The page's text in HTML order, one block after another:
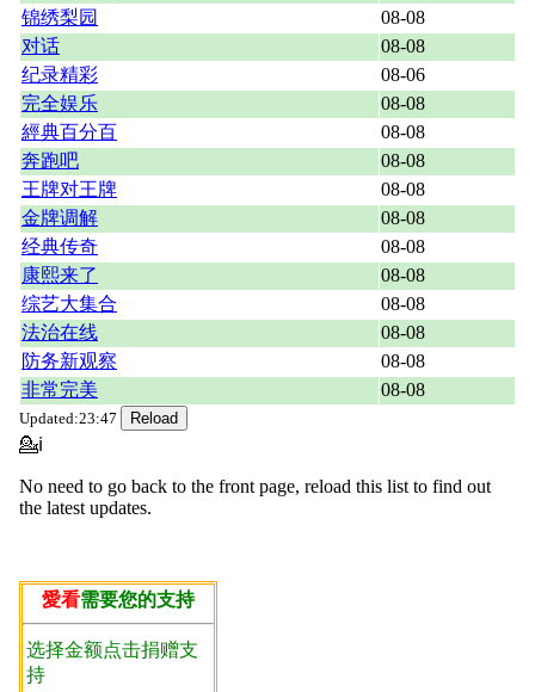
锦绣梨园
08-08
对话
08-08
纪录精彩
08-06
完全娱乐
08-08
經典百分百
08-08
奔跑吧
08-08
王牌对王牌
08-08
金牌调解
08-08
经典传奇
08-08
康熙来了
08-08
综艺大集合
08-08
法治在线
08-08
防务新观察
08-08
非常完美
08-08
Updated:23:47
💁ℹ
No need to go back to the front page, reload this list to find out
the latest updates.
愛看需要您的支持
选择金额点击捐赠支
持